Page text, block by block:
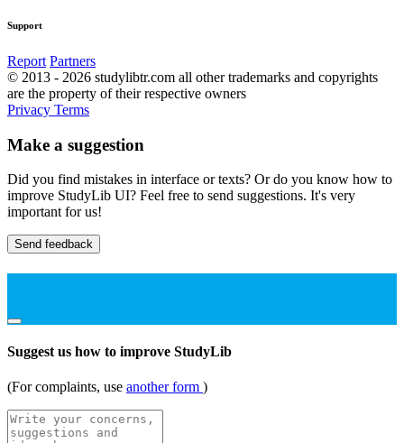
Support
Report Partners
© 2013 - 2026 studylibtr.com all other trademarks and copyrights
are the property of their respective owners
Privacy Terms
Make a suggestion
Did you find mistakes in interface or texts? Or do you know how to
improve StudyLib UI? Feel free to send suggestions. It's very
important for us!
Send feedback
Suggest us how to improve StudyLib
(For complaints, use another form )